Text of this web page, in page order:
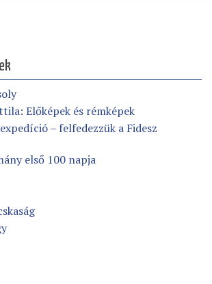
Előképek és rémképek
– felfedezzük a Fidesz
első 100 napja